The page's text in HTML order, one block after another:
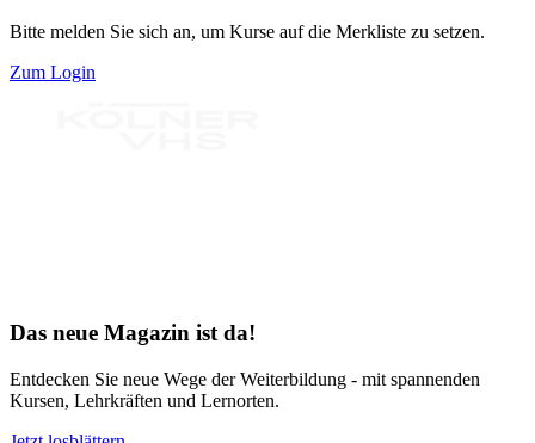
Bitte melden Sie sich an, um Kurse auf die Merkliste zu setzen.
Zum Login
Das neue Magazin ist da!
Entdecken Sie neue Wege der Weiterbildung - mit spannenden
Kursen, Lehrkräften und Lernorten.